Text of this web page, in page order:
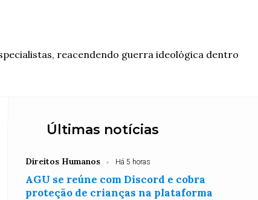
reacendendo guerra ideológica dentro
Últimas notícias
Direitos Humanos Há 5 horas
AGU se reúne com Discord e cobra
proteção de crianças na plataforma